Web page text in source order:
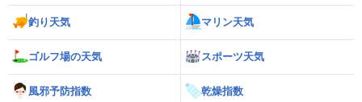
釣り天気 マリン天気
ゴルフ場の天気 スポーツ天気
風邪予防指数 乾燥指数